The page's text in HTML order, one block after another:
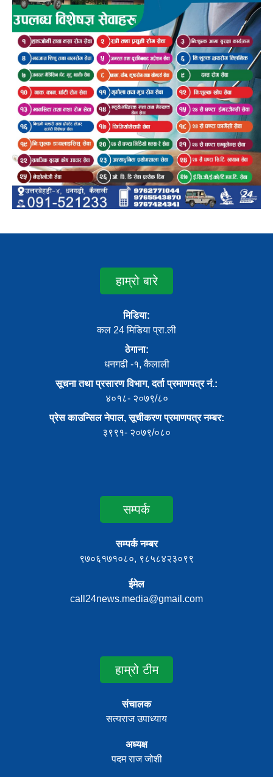
हाम्रो बारे
मिडिया:
कल 24 मिडिया प्रा.ली
ठेगाना:
धनगढी -१, कैलाली
सूचना तथा प्रसारण विभाग, दर्ता प्रमाणपत्र नं.:
४०१८- २०७९/८०
प्रेस काउन्सिल नेपाल, सूचीकरण प्रमाणपत्र नम्बर:
३९९१- २०७९/०८०
सम्पर्क
सम्पर्क नम्बर
९७०६१७१०८०, ९८५८४२३०९९
ईमेल
call24news.media@gmail.com
हाम्रो टीम
संचालक
सत्यराज उपाध्याय
अध्यक्ष
पदम राज जोशी